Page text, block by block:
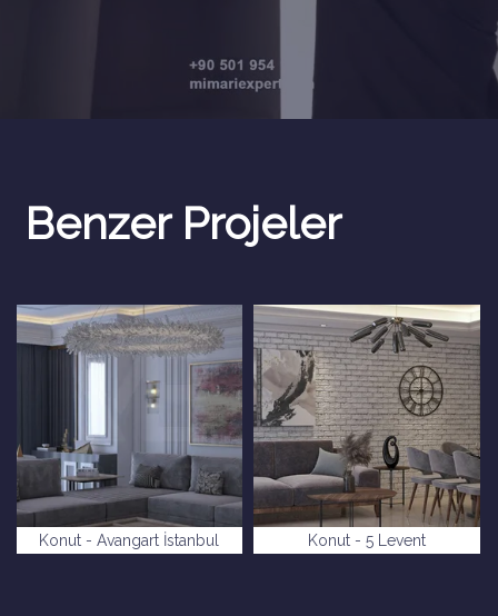
Benzer Projeler
Konut - Avangart İstanbul Konut - 5 Levent